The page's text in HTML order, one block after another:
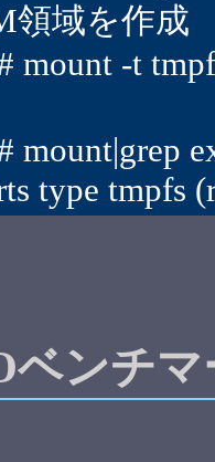
領域を作成
mount -t
mount|grep
type tmpfs
ンチマ